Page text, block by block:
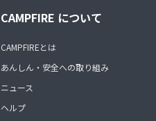
CAMPFIRE について
CAMPFIREとは
あんしん・安全への取り組み
ニュース
ヘルプ